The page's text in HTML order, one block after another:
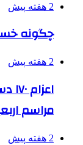
2 هفته پیش
چگونه
2 هفته پیش
مراسم
2 هفته پیش